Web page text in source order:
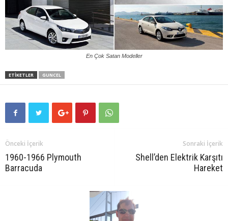
En Çok Satan Modeller
ETIKETLER GUNCEL
Önceki İçerik
1960-1966 Plymouth
Barracuda
Sonraki İçerik
Shell’den Elektrik Karşıtı
Hareket